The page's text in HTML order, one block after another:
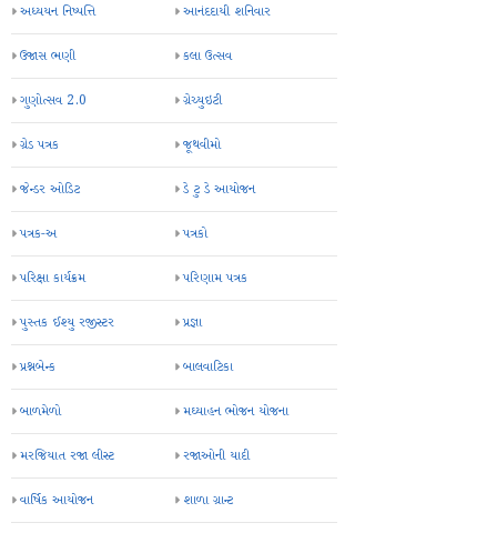
અધ્યયન નિષ્પત્તિ આનંદદાયી શનિવાર
ઉજાસ ભણી કલા ઉત્સવ
ગુણોત્સવ 2.0 ગ્રેચ્યુઇટી
ગ્રેડ પત્રક જૂથવીમો
જેન્ડર ઓડિટ ડે ટુ ડે આયોજન
પત્રક-અ પત્રકો
પરિક્ષા કાર્યક્રમ પરિણામ પત્રક
પુસ્તક ઈશ્યુ રજીસ્ટર પ્રજ્ઞા
પ્રશ્નબેન્ક બાલવાટિકા
બાળમેળો મઘ્યાહન ભોજન યોજના
મરજિયાત રજા લીસ્ટ રજાઓની યાદી
વાર્ષિક આયોજન શાળા ગ્રાન્ટ